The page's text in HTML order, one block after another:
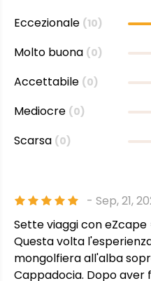
Eccezionale (10)
Molto buona (0)
Accettabile (0)
Mediocre (0)
Scarsa (0)
- Sep, 21,
Sette viaggi con
Questa volta
mongolfiera all'alba
Cappadocia. Dopo